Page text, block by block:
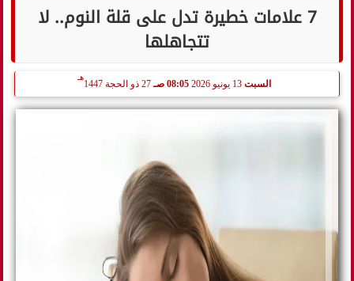
7 علامات خطيرة تدل على قلة النوم.. لا
تتجاهلها
السبت 13 يونيو 2026 08:05 صـ 27 ذو الحجة 1447
هـ